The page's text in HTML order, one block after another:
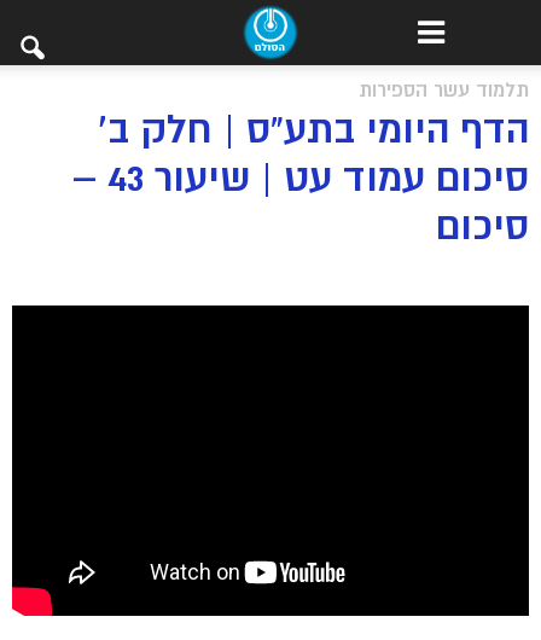
תלמוד עשר הספירות
הדף היומי בתע”ס | חלק ב’
סיכום עמוד עט | שיעור 43 –
סיכום